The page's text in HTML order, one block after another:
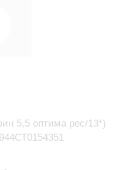
5,5 оптима рес/13*)